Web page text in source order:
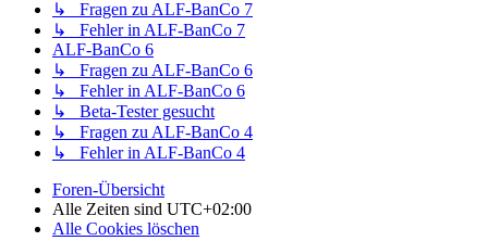
↳ Fragen zu ALF-BanCo 7
↳ Fehler in ALF-BanCo 7
ALF-BanCo 6
↳ Fragen zu ALF-BanCo 6
↳ Fehler in ALF-BanCo 6
↳ Beta-Tester gesucht
↳ Fragen zu ALF-BanCo 4
↳ Fehler in ALF-BanCo 4
Foren-Übersicht
Alle Zeiten sind UTC+02:00
Alle Cookies löschen